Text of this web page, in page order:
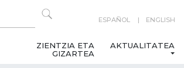
ESPAÑOL ENGLISH
ZIENTZIA ETA
GIZARTEA
AKTUALITATEA